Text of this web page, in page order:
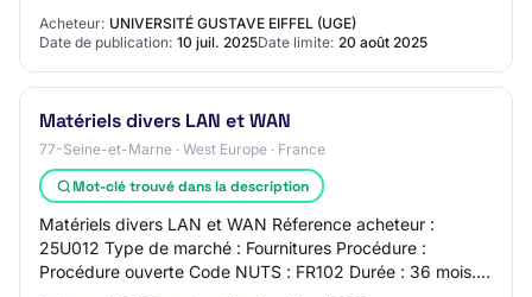
Courriel : marchespublics@univ-eiffel.fr Adresse inter…
Acheteur: UNIVERSITÉ GUSTAVE EIFFEL (UGE)
Date de publication: 10 juil. 2025Date limite: 20 août 2025
Matériels divers LAN et WAN
77-Seine-et-Marne · West Europe · France
Mot-clé trouvé dans la description
Matériels divers LAN et WAN Réference acheteur :
25U012 Type de marché : Fournitures Procédure :
Procédure ouverte Code NUTS : FR102 Durée : 36 mois. à